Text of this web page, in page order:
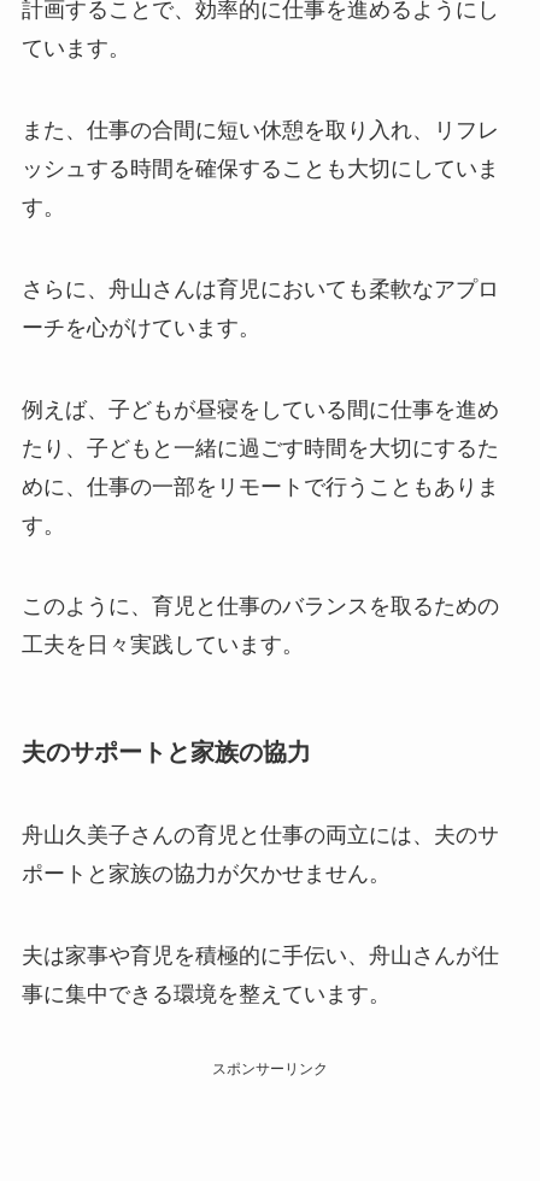
計画することで、効率的に仕事を進めるようにし
ています。
また、仕事の合間に短い休憩を取り入れ、リフレ
ッシュする時間を確保することも大切にしていま
す。
さらに、舟山さんは育児においても柔軟なアプロ
ーチを心がけています。
例えば、子どもが昼寝をしている間に仕事を進め
たり、子どもと一緒に過ごす時間を大切にするた
めに、仕事の一部をリモートで行うこともありま
す。
このように、育児と仕事のバランスを取るための
工夫を日々実践しています。
夫のサポートと家族の協力
舟山久美子さんの育児と仕事の両立には、夫のサ
ポートと家族の協力が欠かせません。
夫は家事や育児を積極的に手伝い、舟山さんが仕
事に集中できる環境を整えています。
スポンサーリンク